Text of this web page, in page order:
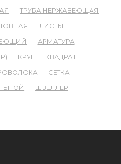
ТРУБА НЕРЖАВЕЮЩАЯ
ЛИСТЫ
АРМАТУРА
КРУГ
КВАДРАТ
СЕТКА
ШВЕЛЛЕР